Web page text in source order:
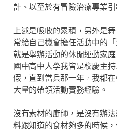
計、以至於有冒險治療專業引
上述是吸收的累積，另外是
常給自己機會擔任活動中的
就是舉辦活動的休閒運動家
國中高中大學我皆是校慶主
假，直到當兵那一年，我都
大量的帶領活動實務經驗。
沒有素材的廚師，是沒有辦
料跟知道的食材夠多的時候